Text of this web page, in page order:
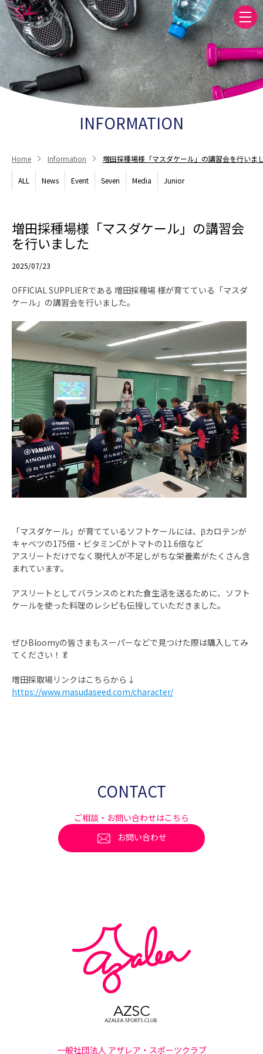
INFORMATION
Home Information 増田採種場様「マスダケール」の講習会を行いま
ALL News Event Seven Media Junior
増田採種場様「マスダケール」の講習会
を行いました
2025/07/23
OFFICIAL SUPPLIERである 増田採種場 様が育てている「マスダ
ケール」の講習会を行いました。
「マスダケール」が育てているソフトケールには、βカロテンが
キャベツの175倍・ビタミンCがトマトの11.6倍など
アスリートだけでなく現代人が不足しがちな栄養素がたくさん含
まれています。
アスリートとしてバランスのとれた食生活を送るために、ソフト
ケールを使った料理のレシピも伝授していただきました。
ぜひBloomyの皆さまもスーパーなどで見つけた際は購入してみ
てください！🥬
増田採取場リンクはこちらから↓
https://www.masudaseed.com/character/
CONTACT
ご相談・お問い合わせはこちら
お問い合わせ
一般社団法人 アザレア・スポーツクラブ